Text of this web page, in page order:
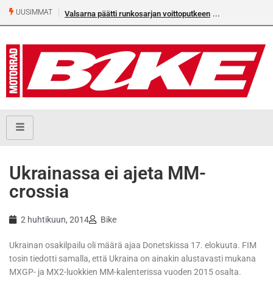
UUSIMMAT Valsarna päätti runkosarjan voittoputkeen
Ukrainassa ei ajeta MM-
crossia
2 huhtikuun, 2014 Bike
Ukrainan osakilpailu oli määrä ajaa Donetskissa 17. elokuuta. FIM
tosin tiedotti samalla, että Ukraina on ainakin alustavasti mukana
MXGP- ja MX2-luokkien MM-kalenterissa vuoden 2015 osalta.